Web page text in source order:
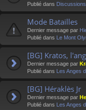
Publié dans Discussions
Mode Batailles
Dernier message par
Publié dans Le Mont
[BG] Kratos,
Dernier message par
Publié dans Les Anges
[BG] Héraklès Jr
Dernier message par
Publié dans Les Anges